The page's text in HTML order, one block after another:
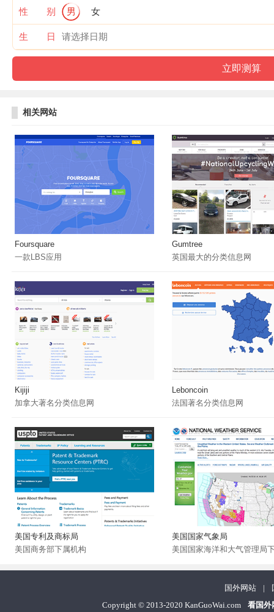
性 别 男 女
生 日
相关网站
Foursquare
一款LBS应用
Gumtree
英国最大的分类信息网
Kijiji
加拿大著名分类信息网
Leboncoin
法国著名分类信息网
美国专利及商标局
美国商务部下属机构
美国国家气象局
美国国家海洋和大气管理局
国外网站 |
Copyright ©2013-2020 KanGuoWai.com 看国外